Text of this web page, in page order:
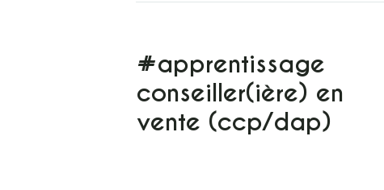
#apprentissage
conseiller(ière) en
vente (ccp/dap)